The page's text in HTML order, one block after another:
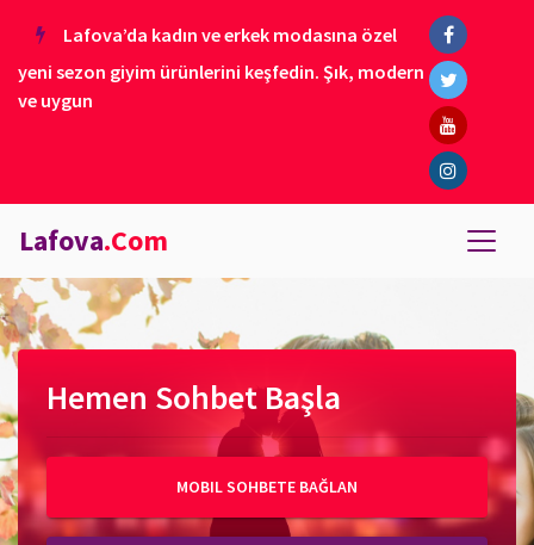
Lafova’da kadın ve erkek modasına özel
yeni sezon giyim ürünlerini keşfedin. Şık, modern
ve uygun
Lafova.Com
Hemen Sohbet Başla
MOBIL SOHBETE BAĞLAN